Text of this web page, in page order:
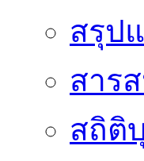
สรุป
สาร
สถิติ